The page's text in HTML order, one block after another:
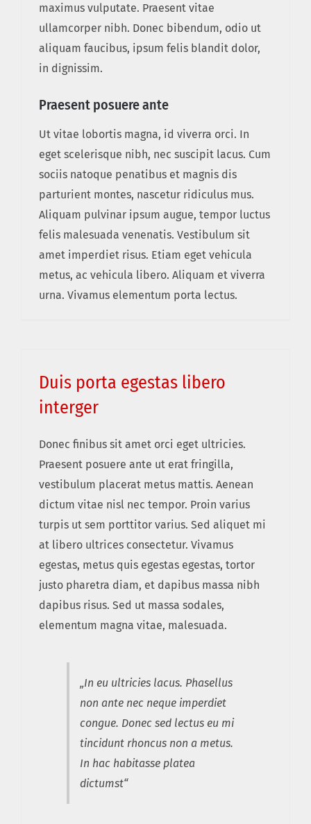
maximus vulputate. Praesent vitae
ullamcorper nibh. Donec bibendum, odio ut
aliquam faucibus, ipsum felis blandit dolor,
in dignissim.
Praesent posuere ante
Ut vitae lobortis magna, id viverra orci. In
eget scelerisque nibh, nec suscipit lacus. Cum
sociis natoque penatibus et magnis dis
parturient montes, nascetur ridiculus mus.
Aliquam pulvinar ipsum augue, tempor luctus
felis malesuada venenatis. Vestibulum sit
amet imperdiet risus. Etiam eget vehicula
metus, ac vehicula libero. Aliquam et viverra
urna. Vivamus elementum porta lectus.
Duis porta egestas libero
interger
Donec finibus sit amet orci eget ultricies.
Praesent posuere ante ut erat fringilla,
vestibulum placerat metus mattis. Aenean
dictum vitae nisl nec tempor. Proin varius
turpis ut sem porttitor varius. Sed aliquet mi
at libero ultrices consectetur. Vivamus
egestas, metus quis egestas egestas, tortor
justo pharetra diam, et dapibus massa nibh
dapibus risus. Sed ut massa sodales,
elementum magna vitae, malesuada.
„In eu ultricies lacus. Phasellus
non ante nec neque imperdiet
congue. Donec sed lectus eu mi
tincidunt rhoncus non a metus.
In hac habitasse platea
dictumst“